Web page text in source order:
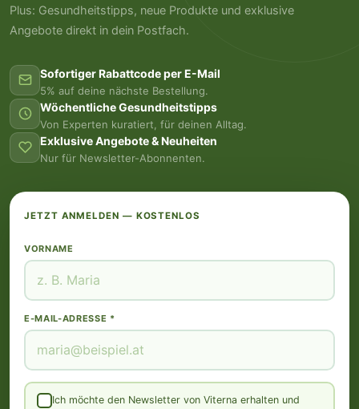
Plus: Gesundheitstipps, neue Produkte und exklusive
Angebote direkt in dein Postfach.
Sofortiger Rabattcode per E-Mail
5% auf deine nächste Bestellung.
Wöchentliche Gesundheitstipps
Von Experten kuratiert, für deinen Alltag.
Exklusive Angebote & Neuheiten
Nur für Newsletter-Abonnenten.
JETZT ANMELDEN — KOSTENLOS
VORNAME
E-MAIL-ADRESSE *
Ich möchte den Newsletter von Viterna erhalten und